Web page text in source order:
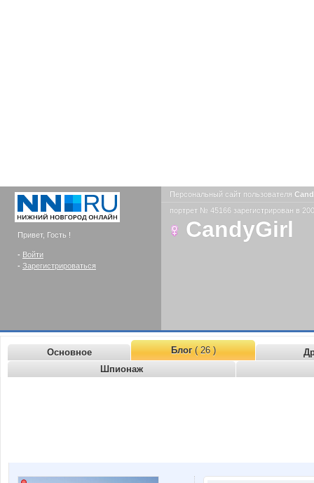
Привет, Гость !
- Войти
- Зарегистрироваться
Персональный сайт пользователя
портрет № 45166 зарегистрирован в
CandyGirl
Основное Блог( 26 )
Шпионаж